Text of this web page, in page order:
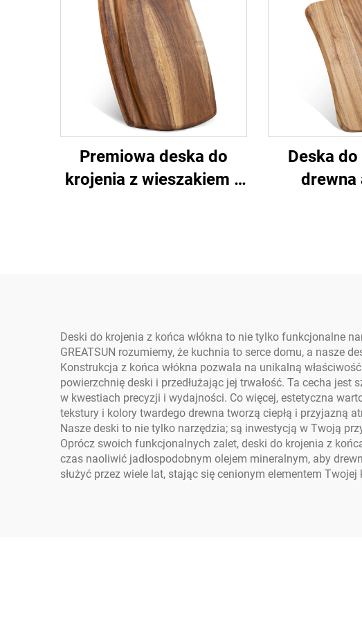
Premiowa deska do
krojenia z wieszakiem z
Deska
drewna
Deski do krojenia z końca włókna to nie tylko funkcjonalne
GREATSUN rozumiemy, że kuchnia to serce domu, a nasze
Konstrukcja z końca włókna pozwala na unikalną
powierzchnię deski i przedłużając jej trwałość. Ta cecha
w kwestiach precyzji i wydajności. Co więcej, estetyczna
tekstury i kolory twardego drewna tworzą ciepłą i przyjazną
Nasze deski to nie tylko narzędzia; są inwestycją w Twoją
Oprócz swoich funkcjonalnych zalet, deski do krojenia z
czas naoliwić jadłospodobnym olejem mineralnym, aby
służyć przez wiele lat, stając się cenionym elementem Twojej